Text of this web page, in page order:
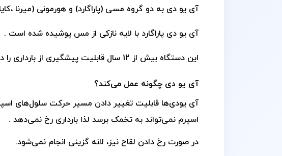
آی یو دی به دو گروه مسی (پاراگارد) و هورمونی (میرنا
آی یو دی پاراگارد با لایه نازکی از مس پوشیده شده است .
این دستگاه بیش از 12 سال قابلیت پیشگیری از بارداری را دارا می‌باشد .
آی یو دی چگونه عمل می‌کند؟
آی یو‌دی‌ها قابلیت تغییر دادن مسیر حرکت سلول‌های
اسپرم نمی‌تواند به تخمک برسد لذا بارداری رخ نمی‌دهد .
در صورت رخ دادن لقاح نیز، لانه گزینی انجام نمی‌شود.